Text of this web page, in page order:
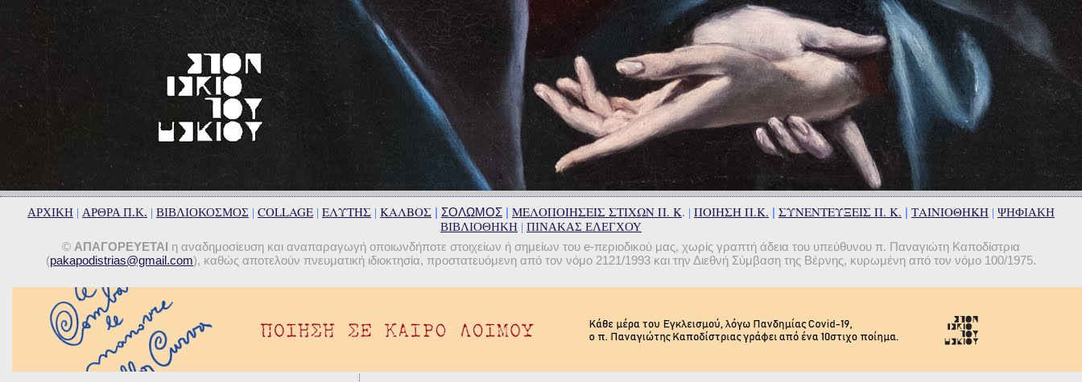
ΑΡΧΙΚΗ | ΑΡΘΡΑ Π.Κ. | ΒΙΒΛΙΟΚΟΣΜΟΣ | COLLAGE | ΕΛΥΤΗΣ | ΚΑΛΒΟΣ | ΣΟΛΩΜΟΣ | ΜΕΛΟΠΟΙΗΣΕΙΣ ΣΤΙΧΩΝ Π. Κ. | ΠΟΙΗΣΗ Π.Κ. | ΣΥΝΕΝΤΕΥΞΕΙΣ Π. Κ. | ΤΑΙΝΙΟΘΗΚΗ | ΨΗΦΙΑΚΗ
ΒΙΒΛΙΟΘΗΚΗ | ΠΙΝΑΚΑΣ ΕΛΕΓΧΟΥ
© ΑΠΑΓΟΡΕΥΕΤΑΙ η αναδημοσίευση και αναπαραγωγή οποιωνδήποτε στοιχείων ή σημείων του e-περιοδικού μας, χωρίς γραπτή άδεια του υπεύθυνου π. Παναγιώτη Καποδίστρια
(pakapodistrias@gmail.com), καθώς αποτελούν πνευματική ιδιοκτησία, προστατευόμενη από τον νόμο 2121/1993 και την Διεθνή Σύμβαση της Βέρνης, κυρωμένη από τον νόμο 100/1975.